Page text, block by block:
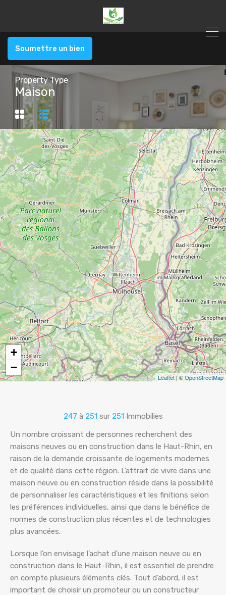
Soumettre un bien
Property Type
Maison
+
−
Leaflet| ©OpenStreetMap
247 à 251 sur 251 Immobilies
Un nombre croissant de personnes recherchent des
maisons neuves ou en construction dans le Haut-Rhin, en
raison de la demande croissante de logements modernes
et de qualité dans cette région. L’attrait de vivre dans une
maison neuve ou en construction réside dans la possibilité
de personnaliser les caractéristiques et les finitions selon
les préférences individuelles, ainsi que dans le bénéfice de
normes de construction plus récentes et de technologies
plus avancées.
Lorsque l’on envisage l’achat d’une maison neuve ou en
construction dans le Haut-Rhin, il est essentiel de prendre
en compte plusieurs éléments clés. Tout d’abord, il est
important de choisir un promoteur ou un constructeur